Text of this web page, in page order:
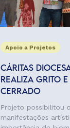
Apoio a Projetos
CÁRITAS
REALIZA GRITO
CERRADO
Projeto possibilitou
manifestações